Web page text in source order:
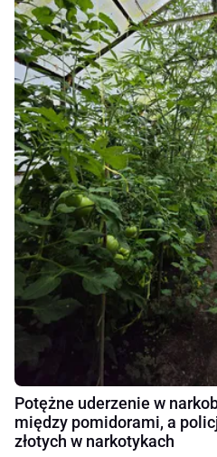
Potężne uderzenie w
między pomidorami, a
złotych w narkotykach